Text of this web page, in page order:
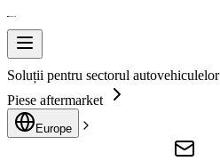
Soluții pentru sectorul autovehiculelor
Piese aftermarket
Europe